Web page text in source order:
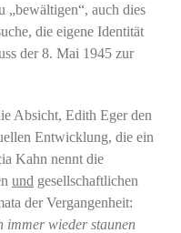
„bewältigen“, auch dies
die eigene Identität
der 8. Mai 1945 zur
Absicht, Edith Eger den
Entwicklung, die ein
Kahn nennt die
undgesellschaftlichen
der Vergangenheit:
immer wieder staunen